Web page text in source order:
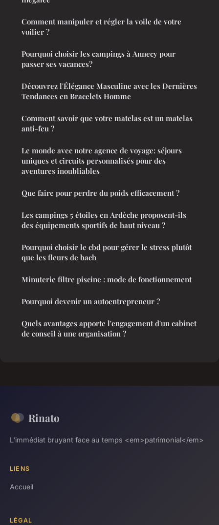
Comment manipuler et régler la voile de votre
voilier ?
Pourquoi choisir les campings à Annecy pour
passer ses vacances?
Découvrez l'Élégance Masculine avec les Dernières
Tendances en Bracelets Homme
Comment savoir que votre matelas est un matelas
anti-feu ?
Le monde avec notre agence de voyage: séjours
uniques et circuits personnalisés pour des
aventures inoubliables
Que faire pour perdre du poids efficacement ?
Les campings 5 étoiles en Ardèche proposent-ils
des équipements sportifs de haut niveau ?
Pourquoi choisir le cbd pour gérer le stress plutôt
que les fleurs de bach
Minuterie filtre piscine : mode de fonctionnement
Pourquoi devenir un autoentrepreneur ?
Quels avantages apporte l'engagement d'un cabinet
de conseil à une organisation ?
Rinato
L'immédiat bruyant face au temps <em>patrimonial</em>
LIENS
Accueil
LÉGAL